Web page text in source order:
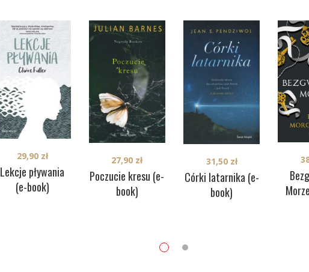
Lekcje pływania
(e-book)
29,90 zł
Poczucie kresu (e-
book)
27,90 zł
Córki latarnika (e-
book)
31,50 zł